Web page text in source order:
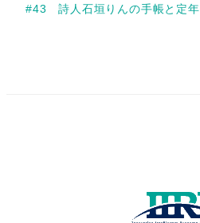
#43 詩人石垣りんの手帳と定年